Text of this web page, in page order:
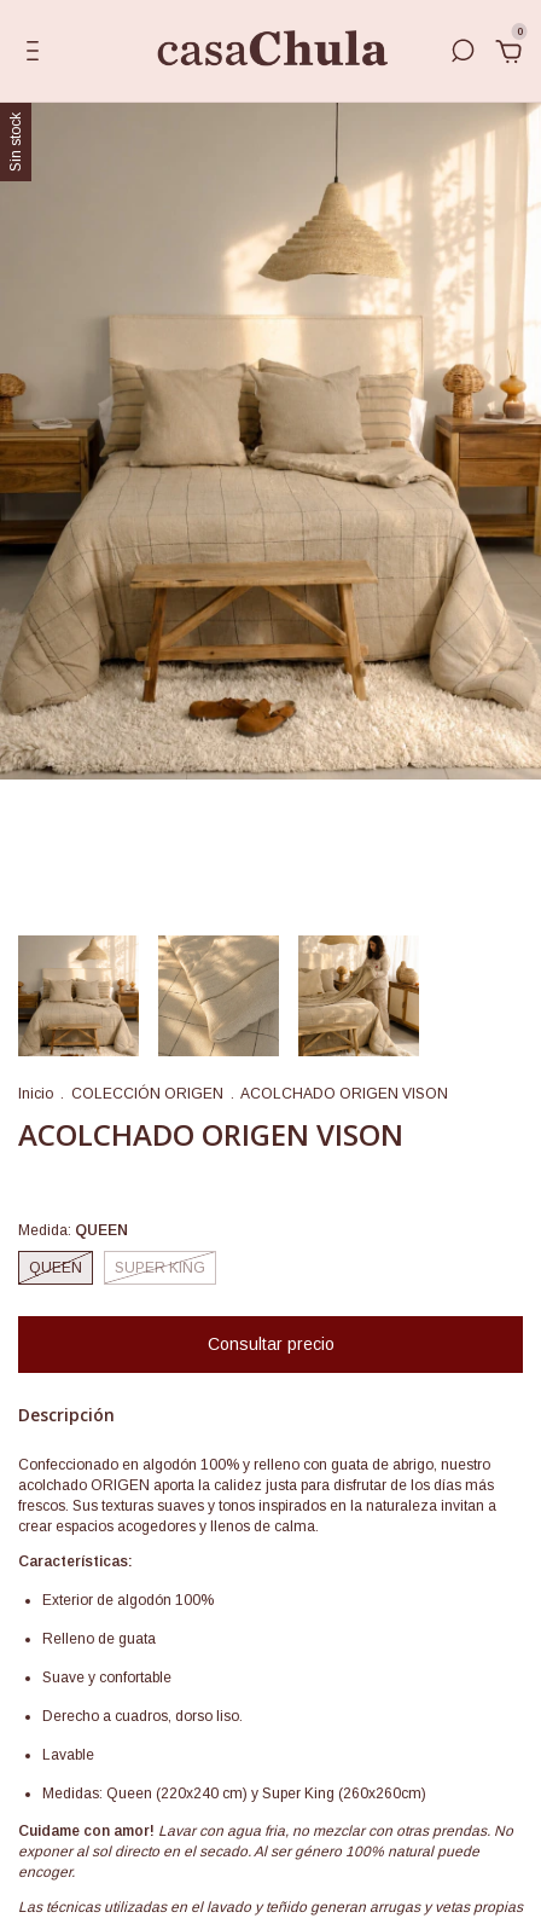
0
Sin stock
Inicio . COLECCIÓN ORIGEN . ACOLCHADO ORIGEN VISON
ACOLCHADO ORIGEN VISON
Medida: QUEEN
QUEEN SUPER KING
Descripción
Confeccionado en algodón 100% y relleno con guata de abrigo, nuestro
acolchado ORIGEN aporta la calidez justa para disfrutar de los días más
frescos. Sus texturas suaves y tonos inspirados en la naturaleza invitan a
crear espacios acogedores y llenos de calma.
Características:
Exterior de algodón 100%
Relleno de guata
Suave y confortable
Derecho a cuadros, dorso liso.
Lavable
Medidas: Queen (220x240 cm) y Super King (260x260cm)
Cuidame con amor! Lavar con agua fria, no mezclar con otras prendas. No
exponer al sol directo en el secado. Al ser género 100% natural puede
encoger.
Las técnicas utilizadas en el lavado y teñido generan arrugas y vetas propias